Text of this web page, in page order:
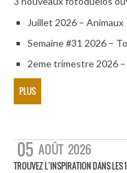
Juillet 2026 – Animaux
Semaine #31 2026 –
2eme trimestre 2026
PLUS
05 AOÛT 2026
TROUVEZ L’INSPIRATION DANS LES